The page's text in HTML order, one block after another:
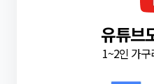
유튜브
1~2인 가